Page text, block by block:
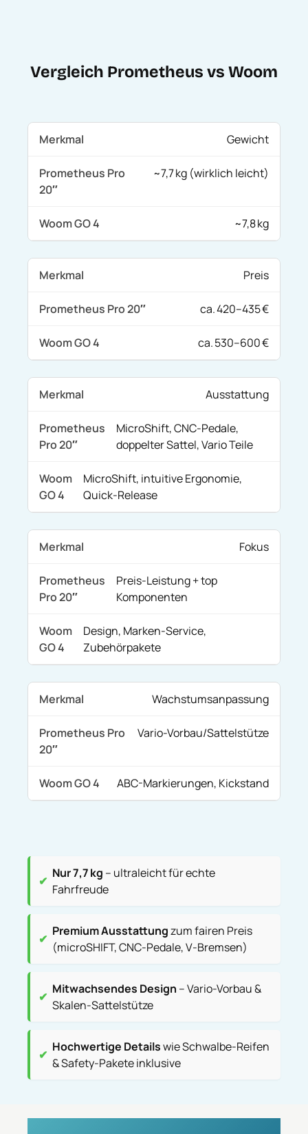
Vergleich Prometheus vs Woom
Gewicht
~7,7 kg (wirklich leicht)
~7,8 kg
Preis
ca. 420–435 €
ca. 530–600 €
Ausstattung
MicroShift, CNC‑Pedale,
doppelter Sattel, Vario Teile
MicroShift, intuitive Ergonomie,
Quick‑Release
Fokus
Preis-Leistung + top
Komponenten
Design, Marken-Service,
Zubehörpakete
Wachstumsanpassung
Vario-Vorbau/Sattelstütze
ABC-Markierungen, Kickstand
Nur 7,7 kg – ultraleicht für echte
Fahrfreude
Premium Ausstattungzum fairen Preis
(microSHIFT, CNC‑Pedale, V‑Bremsen)
Mitwachsendes Design – Vario-Vorbau &
Skalen-Sattelstütze
Hochwertige Detailswie Schwalbe‑Reifen
& Safety‑Pakete inklusive